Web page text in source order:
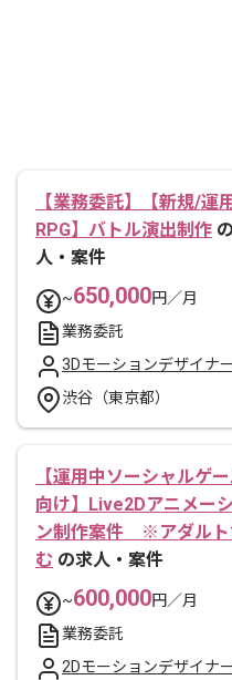
【業務委託】【新規/運
RPG】バトル演出制作
人・案件
~650,000円／月
業務委託
3Dモーションデザイナ
渋谷（東京都）
【運用中ソーシャルゲ
向け】Live2Dアニメー
ン制作案件 ※アダルト
む の求人・案件
~600,000円／月
業務委託
2Dモーションデザイナ